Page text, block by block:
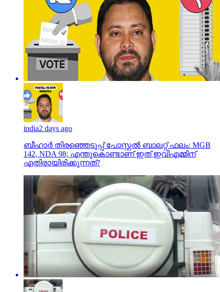
india2 days ago
ബീഹാർ തിരഞ്ഞെടുപ്പ് പോസ്റ്റൽ ബാലറ്റ് ഫലം: MGB
142, NDA 98; എന്തുകൊണ്ടാണ് ഇത് ഇവിഎമ്മിന്
എതിരായിരിക്കുന്നത്?